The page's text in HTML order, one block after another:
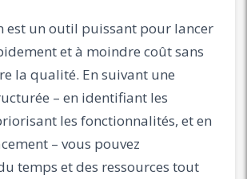
est un outil puissant pour lancer
et à moindre coût sans
la qualité. En suivant une
– en identifiant les
les fonctionnalités, et en
– vous pouvez
temps et des ressources tout